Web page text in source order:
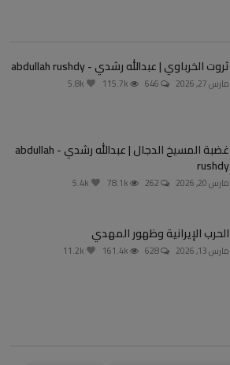
ثروت الخرباوي | عبدالله رشدي - abdullah rushdy
مارس 27, 2026
غضبة المسيخ الدجال | عبدالله رشدي - abdullah
rushdy
مارس 20, 2026
الحرب الإيرانية وظهور المهدي
مارس 13, 2026